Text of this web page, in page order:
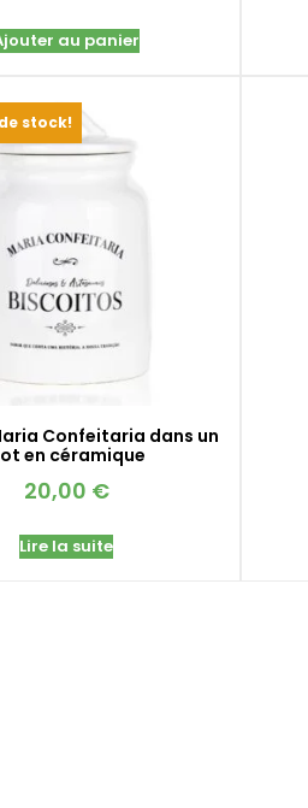
au panier
stock!
Confeitaria dans un
en céramique
20,00 €
Lire la suite